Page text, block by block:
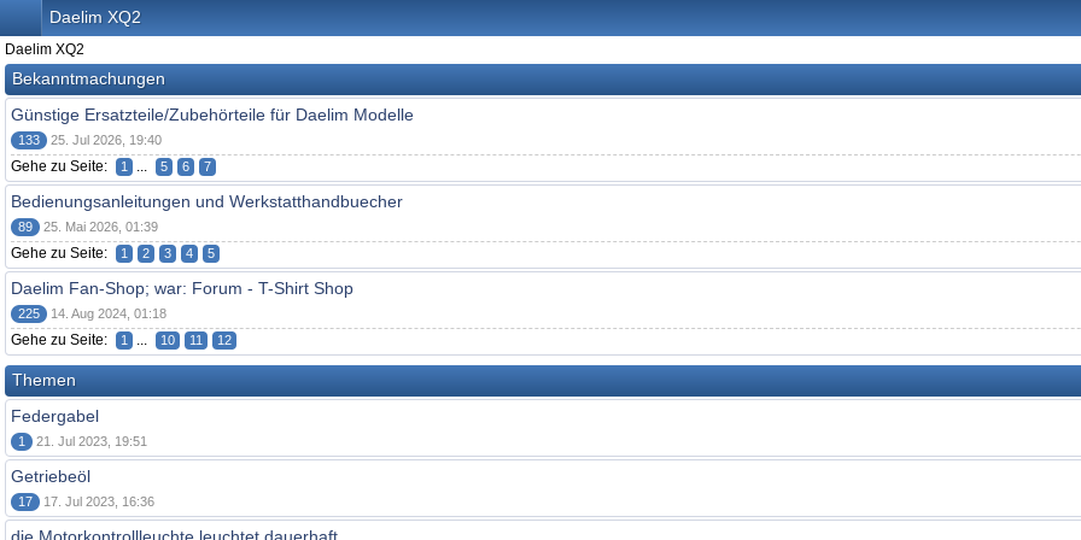
Daelim XQ2
Daelim XQ2
Bekanntmachungen
Günstige Ersatzteile/Zubehörteile für Daelim Modelle
133 25. Jul 2026, 19:40
Gehe zu Seite: 1 ... 5 6 7
Bedienungsanleitungen und Werkstatthandbuecher
89 25. Mai 2026, 01:39
Gehe zu Seite: 1 2 3 4 5
Daelim Fan-Shop; war: Forum - T-Shirt Shop
225 14. Aug 2024, 01:18
Gehe zu Seite: 1 ... 10 11 12
Themen
Federgabel
1 21. Jul 2023, 19:51
Getriebeöl
17 17. Jul 2023, 16:36